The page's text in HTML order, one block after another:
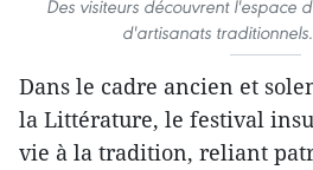
Des visiteurs découvrent l'espace
d'artisanats
Dans le cadre ancien et
la Littérature, le festival
vie à la tradition, reliant